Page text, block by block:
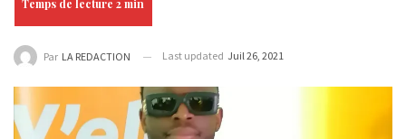
Par LA REDACTION Last updated Juil 26, 2021